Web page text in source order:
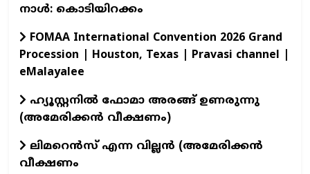
നാൾ: കൊടിയിറക്കം
FOMAA International Convention 2026 Grand
Procession | Houston, Texas | Pravasi channel |
eMalayalee
ഹ്യൂസ്റ്റനിൽ ഫോമാ അരങ്ങ് ഉണരുന്നു
(അമേരിക്കൻ വീക്ഷണം)
ലിമറെൻസ് എന്ന വില്ലൻ (അമേരിക്കൻ
വീക്ഷണം